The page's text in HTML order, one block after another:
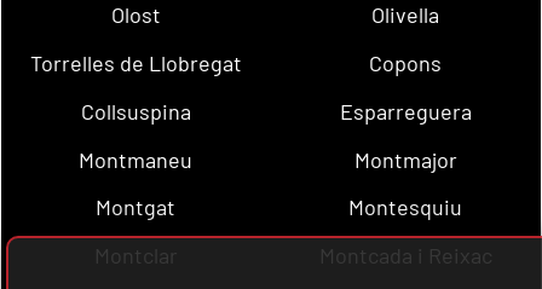
Olost
Olivella
Torrelles de Llobregat
Copons
Collsuspina
Esparreguera
Montmaneu
Montmajor
Montgat
Montesquiu
Montclar
Montcada i Reixac